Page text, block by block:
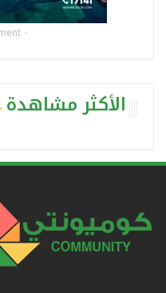
-
الأكثر مشاهدة